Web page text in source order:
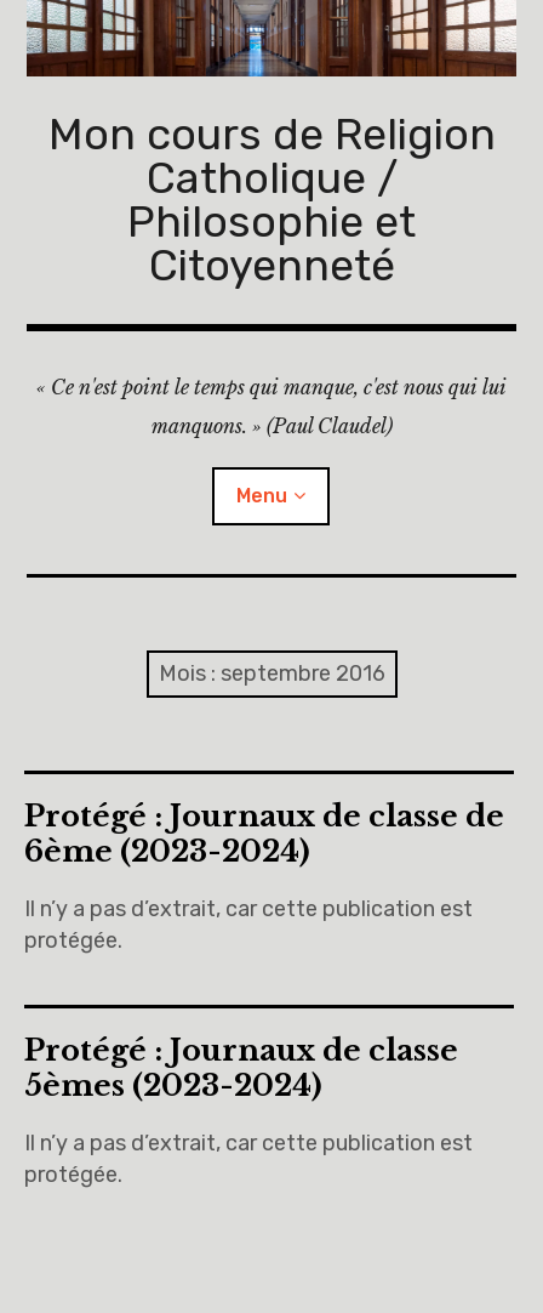
Accéder
contenu
Mon cours de Religion
Catholique /
Philosophie et
Citoyenneté
« Ce n'est point le temps qui manque, c'est nous qui lui
manquons. » (Paul Claudel)
Menu
Sixièmes
Pourquoi des lois
Dieu
Libre pour me décider et m’engager
Éducation à la philosophie et à la citoyenneté
Mois : septembre 2016
Protégé : Journaux de classe de
6ème (2023-2024)
Il n’y a pas d’extrait, car cette publication est
protégée.
Protégé : Journaux de classe
5èmes (2023-2024)
Il n’y a pas d’extrait, car cette publication est
protégée.